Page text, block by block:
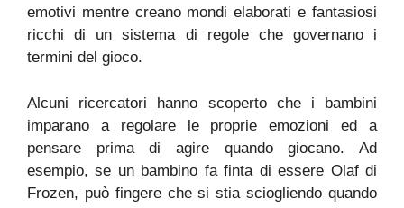
emotivi mentre creano mondi elaborati e fantasiosi
ricchi di un sistema di regole che governano i
termini del gioco.
Alcuni ricercatori hanno scoperto che i bambini
imparano a regolare le proprie emozioni ed a
pensare prima di agire quando giocano. Ad
esempio, se un bambino fa finta di essere Olaf di
Frozen, può fingere che si stia sciogliendo quando